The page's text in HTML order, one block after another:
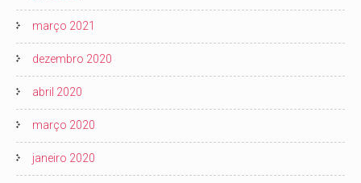
março 2021
dezembro 2020
abril 2020
março 2020
janeiro 2020